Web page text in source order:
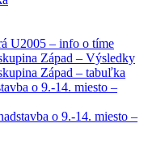
U2005 – info o tíme
Západ – Výsledky
Západ – tabuľka
o 9.-14. miesto –
o 9.-14. miesto –